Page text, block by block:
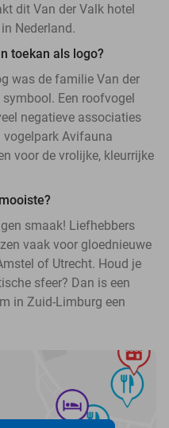
dit Van der Valk hotel
Nederland.
toekan als logo?
was de familie Van der
Een roofvogel
negatieve associaties
Avifauna
voor de vrolijke, kleurrijke
smaak! Liefhebbers
vaak voor gloednieuwe
of Utrecht. Houd je
sfeer? Dan is een
in Zuid-Limburg een